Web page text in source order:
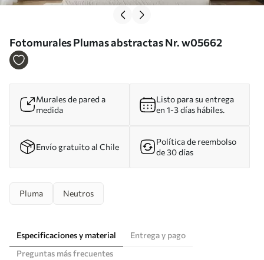
Fotomurales Plumas abstractas Nr. w05662
Murales de pared a
medida
Listo para su entrega
en 1-3 días hábiles.
Envío gratuito al Chile
Política de reembolso
de 30 días
Pluma Neutros
Especificaciones y material
Entrega y pago
Preguntas más frecuentes